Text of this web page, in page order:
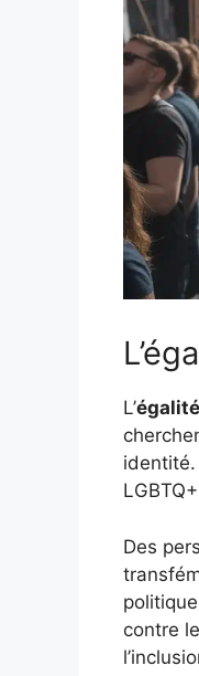
L’égalité
identité.
Des
contre